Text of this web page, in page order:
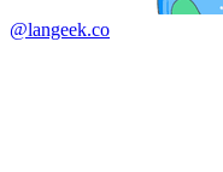
@langeek.co